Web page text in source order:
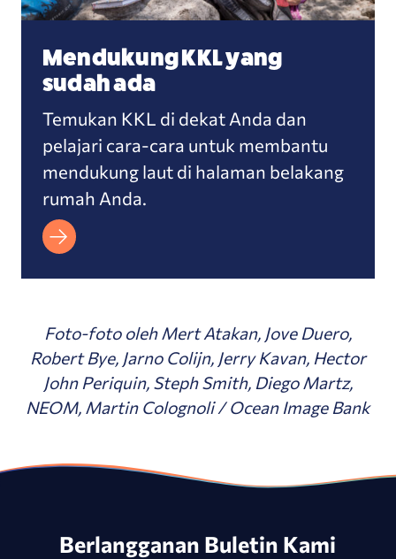
Mendukung KKL yang
sudah ada
Temukan KKL di dekat Anda dan
pelajari cara-cara untuk membantu
mendukung laut di halaman belakang
rumah Anda.
Foto-foto oleh Mert Atakan, Jove Duero,
Robert Bye, Jarno Colijn, Jerry Kavan, Hector
John Periquin, Steph Smith, Diego Martz,
NEOM, Martin Colognoli / Ocean Image Bank
Berlangganan Buletin Kami